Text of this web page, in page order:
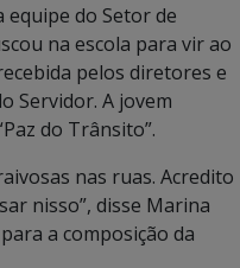
do Setor de
na escola para vir ao
pelos diretores e
Servidor. A jovem
do Trânsito”.
nas ruas. Acredito
nisso”, disse Marina
a composição da